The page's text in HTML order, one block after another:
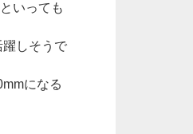
いっても
しそうで
になる